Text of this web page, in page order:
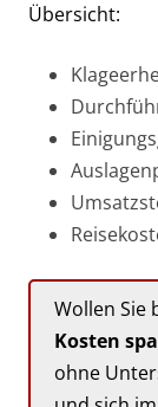
Übersicht:
Wollen Sie
Kosten
ohne